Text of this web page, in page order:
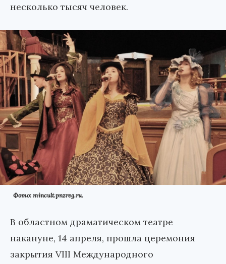
несколько тысяч человек.
Фото: mincult.pnzreg.ru.
В областном драматическом театре
накануне, 14 апреля, прошла церемония
закрытия VIII Международного